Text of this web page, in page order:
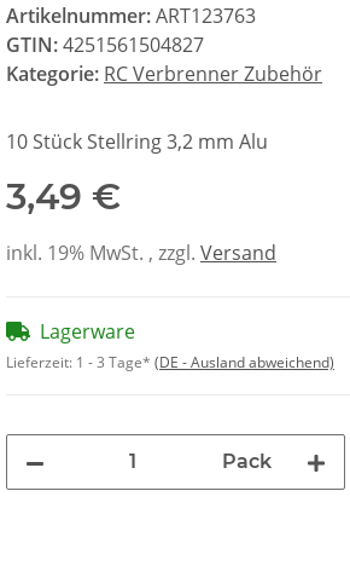
Artikelnummer:ART123763
GTIN:4251561504827
Kategorie: RC Verbrenner Zubehör
10 Stück Stellring 3,2 mm Alu
3,49 €
inkl. 19% MwSt. , zzgl. Versand
Lagerware
Lieferzeit: 1 - 3 Tage* (DE - Ausland abweichend)
Pack